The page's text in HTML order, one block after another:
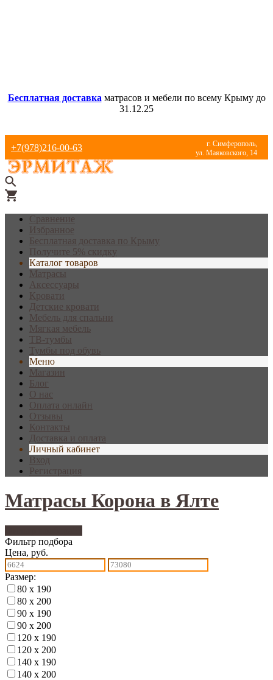
Бесплатная доставка матрасов и мебели по всему Крыму до
31.12.25
+7(978)216-00-63
г. Симферополь,
ул. Маяковского, 14
Сравнение
Избранное
Бесплатная доставка по Крыму
Получите 5% скидку
Каталог товаров
Матрасы
Аксессуары
Кровати
Детские кровати
Мебель для спальни
Мягкая мебель
ТВ-тумбы
Тумбы под обувь
Меню
Магазин
Блог
О нас
Оплата онлайн
Отзывы
Контакты
Доставка и оплата
Личный кабинет
Вход
Регистрация
Матрасы Корона в Ялте
Фильтр подбора
Цена, руб.
Размер:
80 х 190
80 х 200
90 х 190
90 х 200
120 х 190
120 х 200
140 х 190
140 х 200